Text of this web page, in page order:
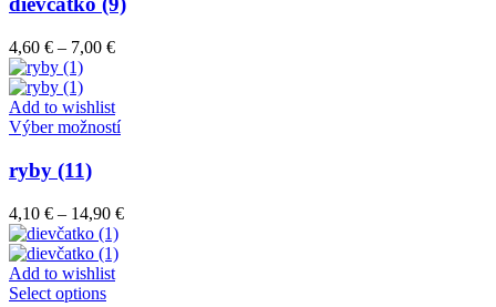
produktu.
viacero
variantov.
môžete
vybrať
na
4,60 € – 7,00 €Price
through
7,00 €
Add to wishlist
Výber možnostíTento
variantov.
Možnosti
ryby (11)
4,10 € – 14,90 €Price
Add to wishlist
Select optionsTento